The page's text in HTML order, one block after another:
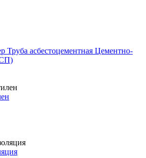
Труба асбестоцементная Цементно-